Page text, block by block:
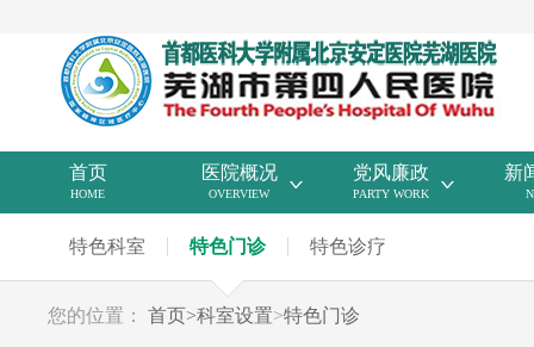
首页
HOME
医院概况
OVERVIEW
党风廉政
PARTY WORK
新
特色科室 特色门诊 特色诊疗
您的位置： 首页>科室设置>特色门诊